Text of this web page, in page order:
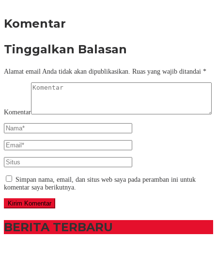
Komentar
Tinggalkan Balasan
Alamat email Anda tidak akan dipublikasikan. Ruas yang wajib ditandai *
Komentar
Simpan nama, email, dan situs web saya pada peramban ini untuk
komentar saya berikutnya.
BERITA TERBARU